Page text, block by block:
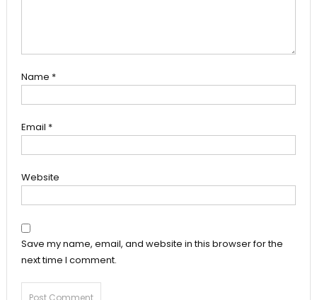
Name *
Email *
Website
Save my name, email, and website in this browser for the
next time I comment.